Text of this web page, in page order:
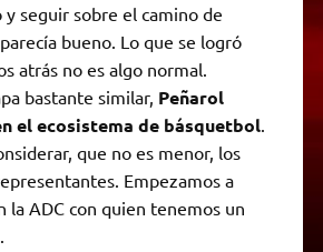
y seguir sobre el camino de
bueno. Lo que se logró
atrás no es algo normal.
bastante similar, Peñarol
el ecosistema de básquetbol
que no es menor, los
Empezamos a
la ADC con quien tenemos un